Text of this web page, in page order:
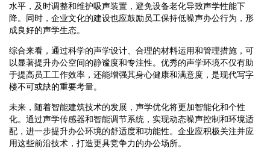
水平，及时调整和维护吸声装置，避免设备老化导致声学性能下
降。同时，企业文化的建设也应鼓励员工保持低噪声办公行为，形
成良好的声学生态。
综合来看，通过科学的声学设计、合理的材料运用和管理措施，可
以显著提升办公空间的静谧度和专注性。优秀的声学环境不仅有助
于提高员工工作效率，还能增强其身心健康和满意度，是现代写字
楼不可或缺的重要考量。
未来，随着智能建筑技术的发展，声学优化将更加智能化和个性
化。通过声学传感器和智能调节系统，实现动态噪声控制和环境适
配，进一步提升办公环境的舒适度和功能性。企业应积极关注并应
用这些前沿技术，打造更具竞争力的办公场所。